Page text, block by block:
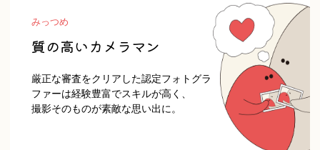
フジサキナナ
みっつめ
質の高いカメラマン
厳正な審査をクリアした認定フォトグラ
ファーは経験豊富でスキルが高く、
撮影そのものが素敵な思い出に。